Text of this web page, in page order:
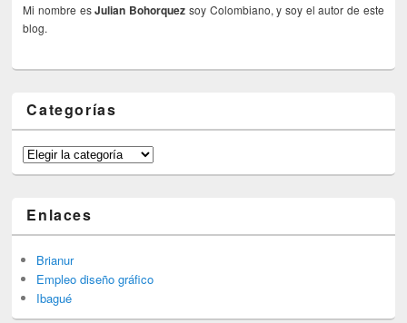
Mi nombre esJulian Bohorquez soy Colombiano, y soy el autor de este
blog.
Categorías
Categorías
Enlaces
Brianur
Empleo diseño gráfico
Ibagué